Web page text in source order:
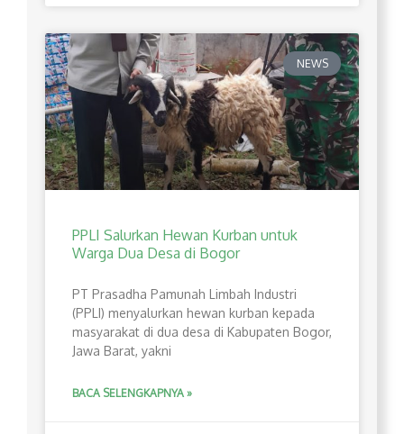
NEWS
PPLI Salurkan Hewan Kurban untuk
Warga Dua Desa di Bogor
PT Prasadha Pamunah Limbah Industri
(PPLI) menyalurkan hewan kurban kepada
masyarakat di dua desa di Kabupaten Bogor,
Jawa Barat, yakni
BACA SELENGKAPNYA »